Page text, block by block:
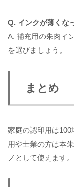
Q. インクが薄くな
A. 補充用の朱肉イ
を選びましょう。
まとめ
家庭の認印用は
用や士業の方は本
ノとして使えます。